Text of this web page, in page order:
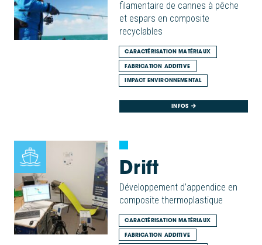
filamentaire de cannes à pêche
et espars en composite
recyclables
CARACTÉRISATION MATÉRIAUX
FABRICATION ADDITIVE
IMPACT ENVIRONNEMENTAL
INFOS
Drift
Développement d’appendice en
composite thermoplastique
CARACTÉRISATION MATÉRIAUX
FABRICATION ADDITIVE